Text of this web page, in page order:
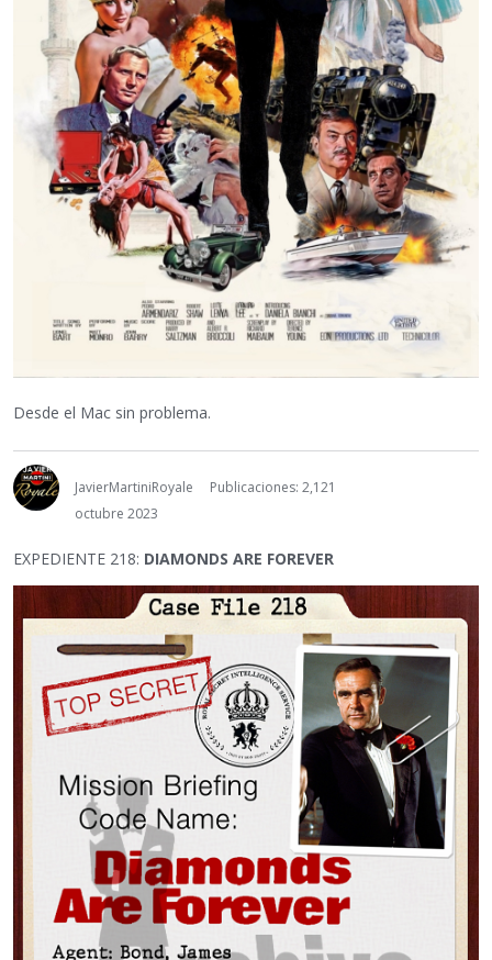
Desde el Mac sin problema.
JavierMartiniRoyale
Publicaciones: 2,121
octubre 2023
EXPEDIENTE 218: DIAMONDS ARE FOREVER